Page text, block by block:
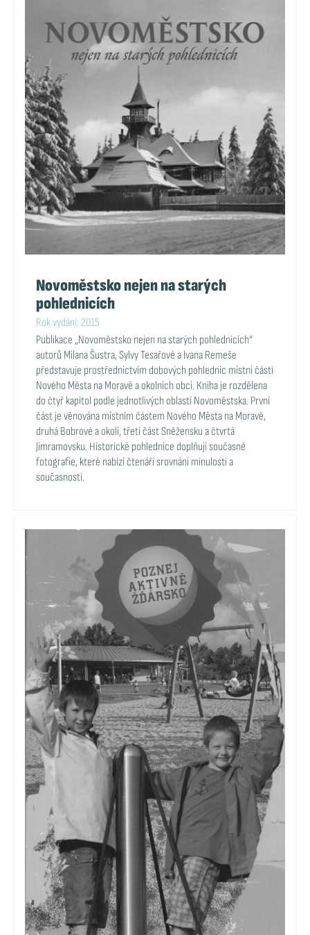
Novoměstsko nejen na starých
pohlednicích
Rok vydání: 2015
Publikace „Novoměstsko nejen na starých pohlednicích“
autorů Milana Šustra, Sylvy Tesařové a Ivana Remeše
představuje prostřednictvím dobových pohlednic místní části
Nového Města na Moravě a okolních obcí. Kniha je rozdělena
do čtyř kapitol podle jednotlivých oblastí Novoměstska. První
část je věnována místním částem Nového Města na Moravě,
druhá Bobrové a okolí, třetí část Sněžensku a čtvrtá
Jimramovsku. Historické pohlednice doplňují současné
fotografie, které nabízí čtenáři srovnání minulosti a
současnosti.